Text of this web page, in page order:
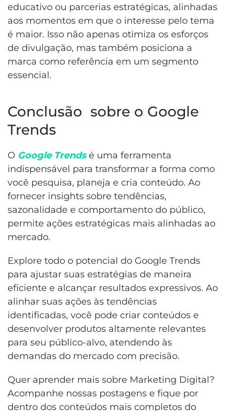
educativo ou parcerias estratégicas, alinhadas
aos momentos em que o interesse pelo tema
é maior. Isso não apenas otimiza os esforços
de divulgação, mas também posiciona a
marca como referência em um segmento
essencial.
Conclusão sobre o Google
Trends
O Google Trendsé uma ferramenta
indispensável para transformar a forma como
você pesquisa, planeja e cria conteúdo. Ao
fornecer insights sobre tendências,
sazonalidade e comportamento do público,
permite ações estratégicas mais alinhadas ao
mercado.
Explore todo o potencial do Google Trends
para ajustar suas estratégias de maneira
eficiente e alcançar resultados expressivos. Ao
alinhar suas ações às tendências
identificadas, você pode criar conteúdos e
desenvolver produtos altamente relevantes
para seu público-alvo, atendendo às
demandas do mercado com precisão.
Quer aprender mais sobre Marketing Digital?
Acompanhe nossas postagens e fique por
dentro dos conteúdos mais completos do